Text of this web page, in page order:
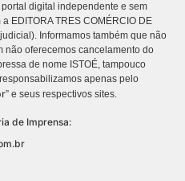
portal digital independente e sem
EDITORA TRES COMÉRCIO DE
Informamos também que não
não oferecemos cancelamento do
de nome ISTOÉ, tampouco
apenas pelo
” e seus respectivos sites.
de Imprensa: